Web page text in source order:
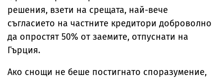
решения, взети на срещата, най-вече
съгласието на частните кредитори доброволно
да опростят 50% от заемите, отпуснати на
Гърция.
Ако снощи не беше постигнато споразумение,